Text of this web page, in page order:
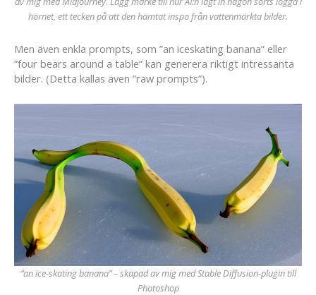
hörnet, ett tecken på att den hämtat inspo från vattenmärkta bilder.
Men även enkla prompts, som ”an iceskating banana” eller
”four bears around a table” kan generera riktigt intressanta
bilder. (Detta kallas även ”raw prompts”).
”an ice-skating banana” – skapad av mig med Stable Diffusion-plugin till
Photoshop